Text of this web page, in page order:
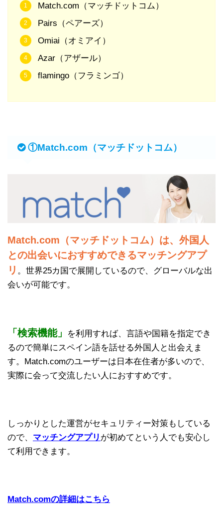
Match.com（マッチドットコム）
Pairs（ペアーズ）
Omiai（オミアイ）
Azar（アザール）
flamingo（フラミンゴ）
①Match.com（マッチドットコム）
Match.com（マッチドットコム）は、外国人
との出会いにおすすめできるマッチングアプ
リ 。世界25カ国で展開しているので、グローバルな出
会いが可能です。
「検索機能」
を利用すれば、言語や国籍を指定でき
るので簡単にスペイン語を話せる外国人と出会えま
す。Match.comのユーザーは日本在住者が多いので、
実際に会って交流したい人におすすめです。
しっかりとした運営がセキュリティー対策もしている
ので、 マッチングアプリ が初めてという人でも安心し
て利用できます。
Match.comの詳細はこちら